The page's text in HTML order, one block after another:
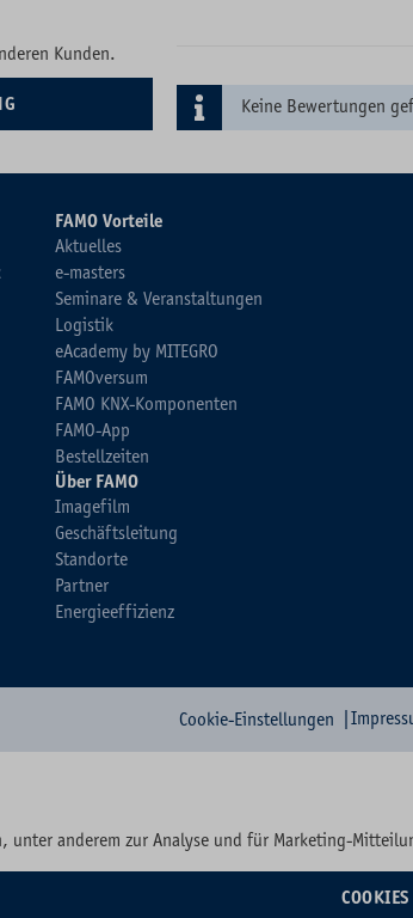
Kunden.
Keine Bewertungen
FAMO Vorteile
Aktuelles
e-masters
Seminare & Veranstaltungen
Logistik
eAcademy by MITEGRO
FAMOversum
FAMO KNX-Komponenten
FAMO-App
Bestellzeiten
Über FAMO
Imagefilm
Geschäftsleitung
Standorte
Partner
Energieeffizienz
Cookie-Einstellungen
unter anderem zur Analyse und für Marketing-